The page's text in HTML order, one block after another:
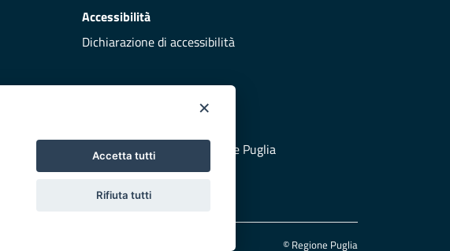
Accessibilità
Dichiarazione di accessibilità
Vai al sito di Protezione Civile Puglia
© Regione Puglia
×
Accetta tutti
Rifiuta tutti